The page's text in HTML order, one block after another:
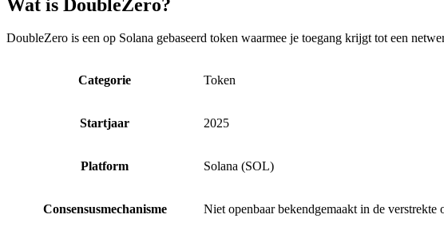
Wat is DoubleZero?
DoubleZero is een op Solana gebaseerd token waarmee je toegang krijgt tot een
Categorie Token
Startjaar 2025
Platform Solana (SOL)
Consensusmechanisme Niet openbaar bekendgemaakt in de verstrekte